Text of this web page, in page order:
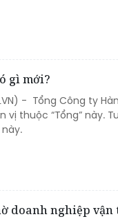
gì mới?
- Tổng Công ty
vị thuộc “Tổng” này.
doanh nghiệp vận